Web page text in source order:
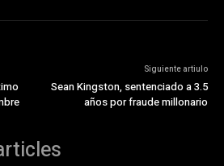
Siguiente artiulo
Sean Kingston, sentenciado a 3.5
años por fraude millonario